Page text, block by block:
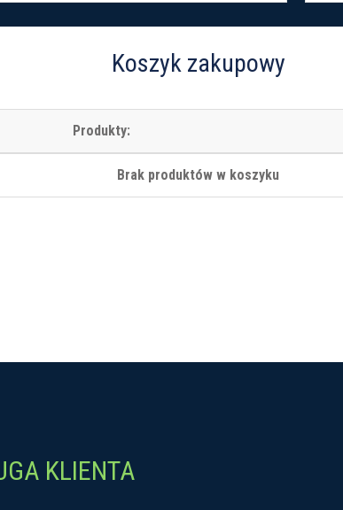
Koszyk zakupowy
Produkty:
Brak produktów w koszyku
KLIENTA